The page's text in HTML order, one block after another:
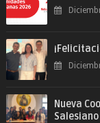
Nueva
Salesiano